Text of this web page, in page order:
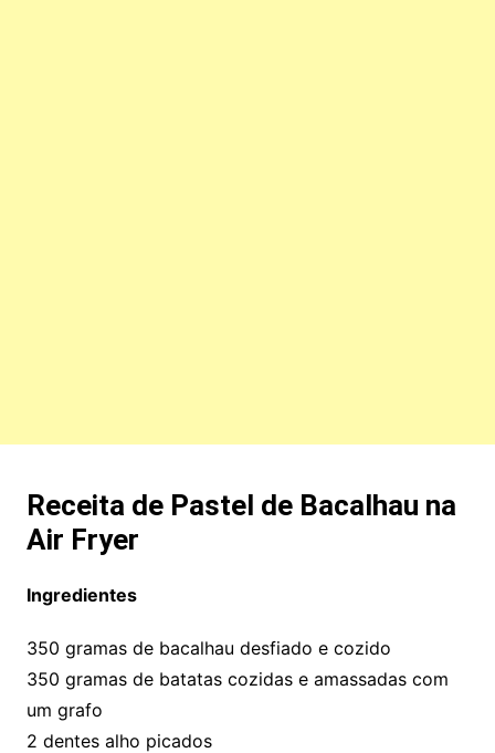
Receita de Pastel de Bacalhau na
Air Fryer
Ingredientes
350 gramas de bacalhau desfiado e cozido
350 gramas de batatas cozidas e amassadas com
um grafo
2 dentes alho picados